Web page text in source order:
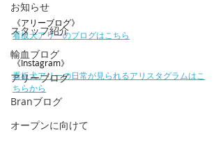
お知らせ
スタッフ紹介
輸血ブログ
アリーブログ
Branブログ
オープンに向けて
《アリーブログ》
看板犬アリーのブログはこちら
《Instagram》
看板犬アリーの日常が見られるアリスタグラムはこ
ちらから